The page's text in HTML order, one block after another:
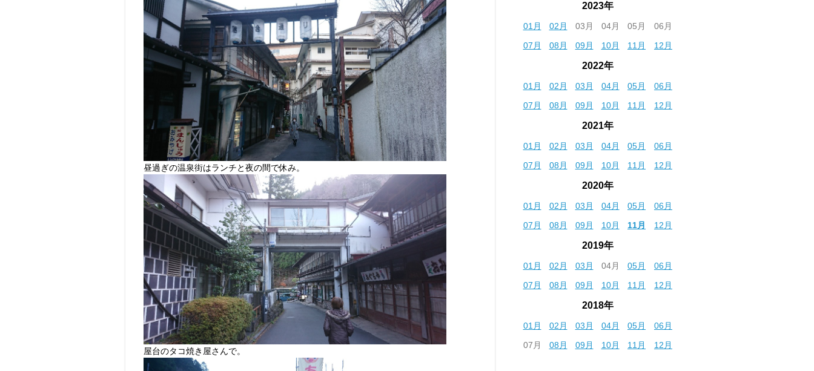
昼過ぎの温泉街はランチと夜の間で休み。
屋台のタコ焼き屋さんで。
2023年
01月 02月 03月 04月 05月
06月
07月
08月 09月 10月 11月 12月
2022年
01月 02月 03月 04月 05月
06月
07月
08月 09月 10月 11月 12月
2021年
01月 02月 03月 04月 05月
06月
07月
08月 09月 10月 11月 12月
2020年
01月 02月 03月 04月 05月
06月
07月
08月 09月 10月 11月 12月
2019年
01月 02月 03月 04月 05月
06月
07月
08月 09月 10月 11月 12月
2018年
01月 02月 03月 04月 05月
06月
07月
08月 09月 10月 11月 12月